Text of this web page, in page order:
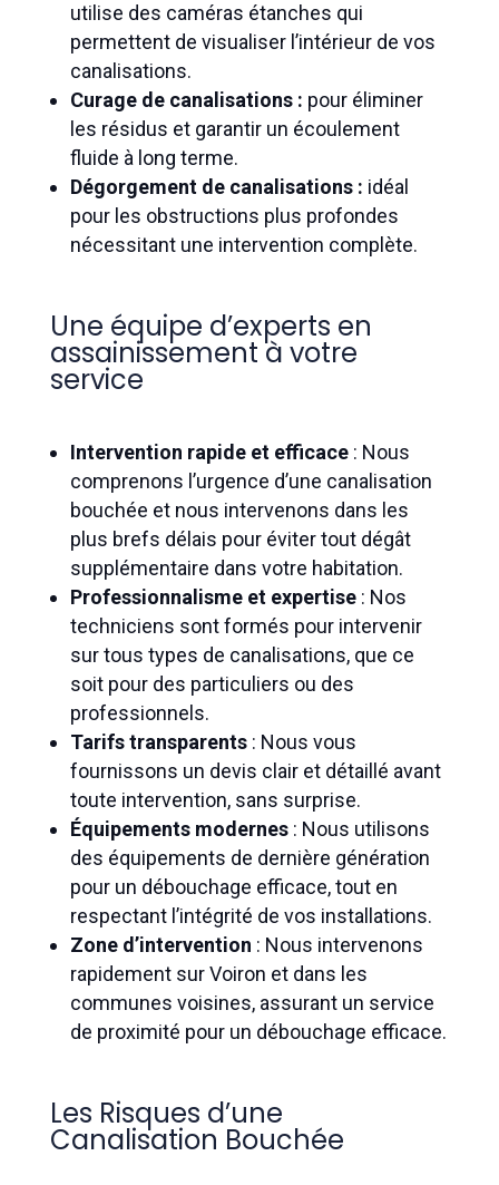
utilise des caméras étanches qui
permettent de visualiser l’intérieur de vos
canalisations.
Curage de canalisations : pour éliminer
les résidus et garantir un écoulement
fluide à long terme.
Dégorgement de canalisations : idéal
pour les obstructions plus profondes
nécessitant une intervention complète.
Une équipe d’experts en
assainissement à votre
service
Intervention rapide et efficace: Nous
comprenons l’urgence d’une canalisation
bouchée et nous intervenons dans les
plus brefs délais pour éviter tout dégât
supplémentaire dans votre habitation.
Professionnalisme et expertise: Nos
techniciens sont formés pour intervenir
sur tous types de canalisations, que ce
soit pour des particuliers ou des
professionnels.
Tarifs transparents: Nous vous
fournissons un devis clair et détaillé avant
toute intervention, sans surprise.
Équipements modernes: Nous utilisons
des équipements de dernière génération
pour un débouchage efficace, tout en
respectant l’intégrité de vos installations.
Zone d’intervention : Nous intervenons
rapidement sur Voiron et dans les
communes voisines, assurant un service
de proximité pour un débouchage efficace.
Les Risques d’une
Canalisation Bouchée